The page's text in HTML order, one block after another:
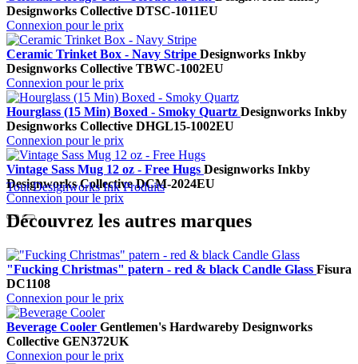
Designworks Collective DTSC-1011EU
Connexion pour le prix
Ceramic Trinket Box - Navy Stripe Designworks Inkby
Designworks Collective TBWC-1002EU
Connexion pour le prix
Hourglass (15 Min) Boxed - Smoky Quartz Designworks Inkby
Designworks Collective DHGL15-1002EU
Connexion pour le prix
Vintage Sass Mug 12 oz - Free Hugs Designworks Inkby
Designworks Collective DCM-2024EU
Connexion pour le prix
Tout Designworks Ink Produits
Découvrez les autres marques
"Fucking Christmas" patern - red & black Candle Glass Fisura
DC1108
Connexion pour le prix
Beverage Cooler Gentlemen's Hardwareby Designworks
Collective GEN372UK
Connexion pour le prix